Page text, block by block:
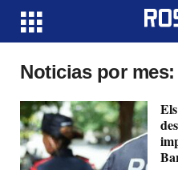
Noticias por